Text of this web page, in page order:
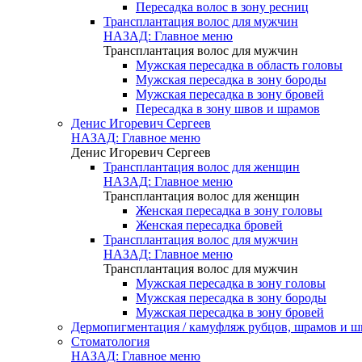
Пересадка волос в зону ресниц
Трансплантация волос для мужчин
НАЗАД: Главное меню
Трансплантация волос для мужчин
Мужская пересадка в область головы
Мужская пересадка в зону бороды
Мужская пересадка в зону бровей
Пересадка в зону швов и шрамов
Денис Игоревич Сергеев
НАЗАД: Главное меню
Денис Игоревич Сергеев
Трансплантация волос для женщин
НАЗАД: Главное меню
Трансплантация волос для женщин
Женская пересадка в зону головы
Женская пересадка бровей
Трансплантация волос для мужчин
НАЗАД: Главное меню
Трансплантация волос для мужчин
Мужская пересадка в зону головы
Мужская пересадка в зону бороды
Мужская пересадка в зону бровей
Дермопигментация / камуфляж рубцов, шрамов и
Стоматология
НАЗАД: Главное меню